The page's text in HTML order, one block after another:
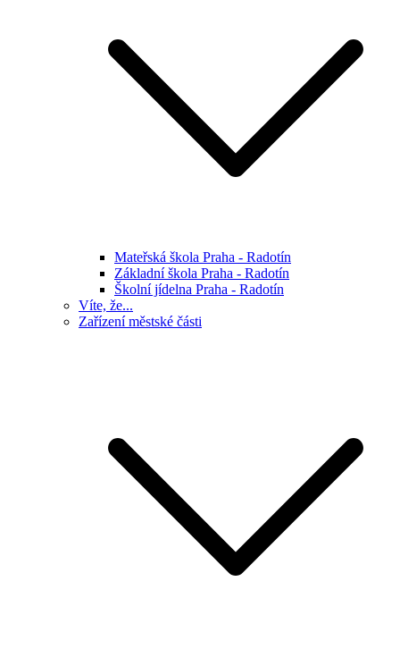
Mateřská škola Praha - Radotín
Základní škola Praha - Radotín
Školní jídelna Praha - Radotín
Víte, že...
Zařízení městské části